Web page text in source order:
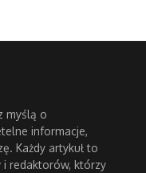
myślą o
informacje,
Każdy artykuł to
redaktorów, którzy